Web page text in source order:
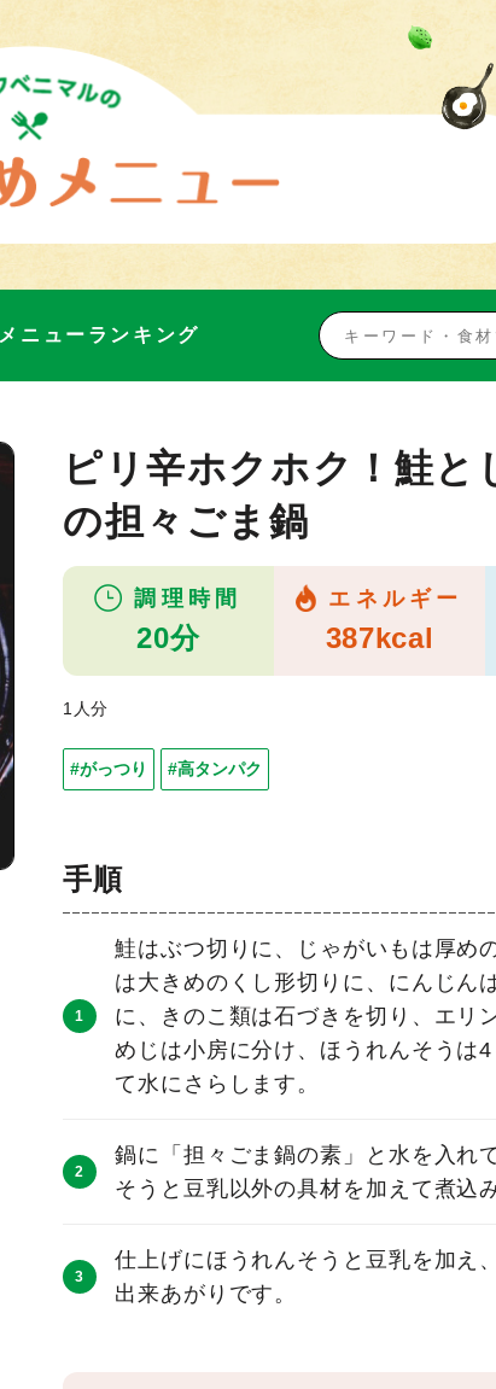
メニューランキング
ピリ辛ホクホク！鮭と
の担々ごま鍋
調理時間
20分
エネルギー
387kcal
1人分
#がっつり #高タンパク
手順
鮭はぶつ切りに、じゃがいもは厚め
は大きめのくし形切りに、にんじん
に、きのこ類は石づきを切り、エリ
めじは小房に分け、ほうれんそうは
て水にさらします。
鍋に「担々ごま鍋の素」と水を入れ
そうと豆乳以外の具材を加えて煮込
仕上げにほうれんそうと豆乳を加え
出来あがりです。